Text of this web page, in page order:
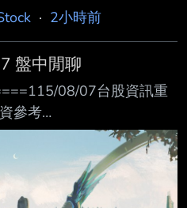
money/story/5612/9675
譯陳律安、記者尹慧中／
，台積電（2330）傳掃
台積電目前手握價值約10
卻苦無DRAM，導致整個
進而牽動蘋果iPhone 18系
相關消息，至昨（6
· 2小時前
盤中閒聊
08/07台股資訊重
參考
台 股 台指08 盤後
自營商 +2,602 (+1,299)
外資 -89,383 (-2,121) 台
-4,778 (-3,005) 投信